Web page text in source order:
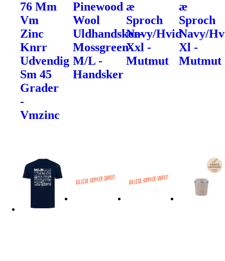
76 Mm
Vm
Zinc
Knrr
Udvendig
Sm 45
Grader
-
Vmzinc
Pinewood
Wool
Uldhandsker-
Mossgreen-
M/L -
Handsker
æ
Sproch
Navy/Hvid
Xxl -
Mutmut
æ
Sproch
Navy/
Xl -
Mutmut